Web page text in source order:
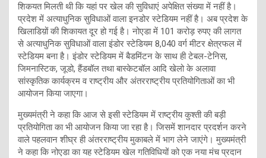
शिकयत मिलती थी कि यहां पर खेल की सुविधाएं अपेक्षित संख्या में नहीं है।
प्रदेश में अत्याधुनिक सुविधाओं वाला इनडोर स्टेडियम नहीं है। अब प्रदेश के
खिलाडिय़ों की शिकायत दूर हो गई है। नोएडा में 101 करोड़ रुपए की लागत
से अत्याधुनिक सुविधाओं वाला इंडोर स्टेडियम 8,040 वर्ग मीटर क्षेत्रफल में
स्टेडियम बना है। इंडोर स्टेडियम में बैडमिंटन के साथ ही टेबल-टेनिस,
जिमनास्टिक, जूडो, हैंडबॉल तथा बास्केटबॉल आदि खेलो के अलावा
सांस्कृतिक कार्यक्रम व राष्ट्रीय और अंतरराष्ट्रीय प्रतियोगिताओं का भी
आयोजन किया जाएगा।
मुख्यमंत्री ने कहा कि आज से इसी स्टेडियम में राष्ट्रीय कुश्ती की बड़ी
प्रतियोगिता का भी आयोजन किया जा रहा है। जिसमें शानदार प्रदर्शन करने
वाले पहलवान शीघ्र ही अंतरराष्ट्रीय मुकाबले में भाग लेने जाएंगे। मुख्यमंत्री
ने कहा कि नोएडा का यह स्टेडियम खेल गतिविधियों को एक नया मंच प्रदान